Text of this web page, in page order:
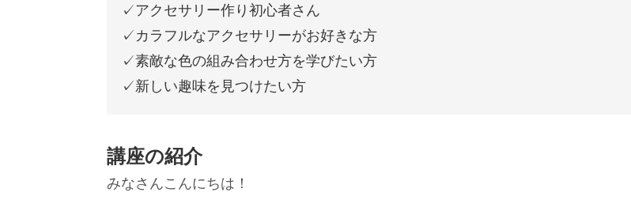
✓アクセサリー作り初心者さん
✓カラフルなアクセサリーがお好きな方
✓素敵な色の組み合わせ方を学びたい方
✓新しい趣味を見つけたい方
講座の紹介
みなさんこんにちは！